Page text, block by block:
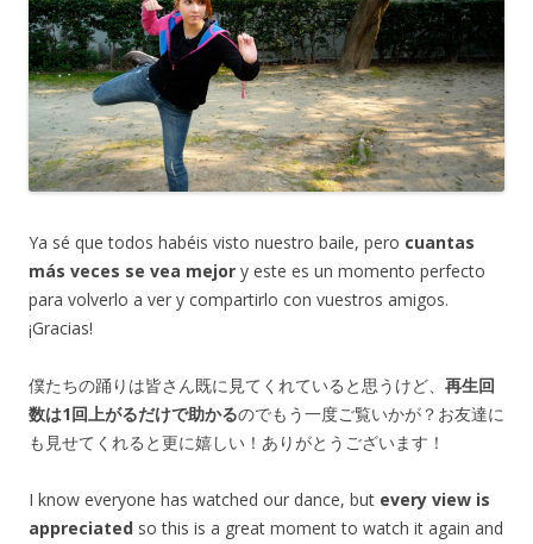
Ya sé que todos habéis visto nuestro baile, pero cuantas
más veces se vea mejor y este es un momento perfecto
para volverlo a ver y compartirlo con vuestros amigos.
¡Gracias!
僕たちの踊りは皆さん既に見てくれていると思うけど、 再生回
数は1回上がるだけで助かるのでもう一度ご覧いかが？お友達に
も見せてくれると更に嬉しい！ありがとうございます！
I know everyone has watched our dance, but every view is
appreciated so this is a great moment to watch it again and